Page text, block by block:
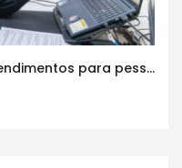
Meu SUS Digital amplia teleatendimentos para pessoas com problemas com jogos e apostas